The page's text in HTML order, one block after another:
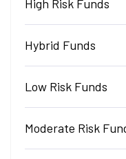
High Risk Funds
Hybrid Funds
Low Risk Funds
Moderate Risk